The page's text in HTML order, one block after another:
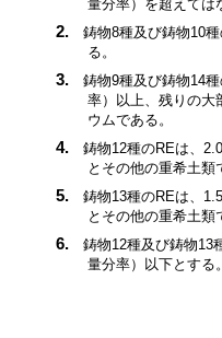
量分率）を超えては
2. 鋳物8種及び鋳物10種
る。
3. 鋳物9種及び鋳物14種
率）以上、残りの大
ウムである。
4. 鋳物12種のREは、
とその他の重希土類
5. 鋳物13種のREは、
とその他の重希土類
6. 鋳物12種及び鋳物13
量分率）以下とする。